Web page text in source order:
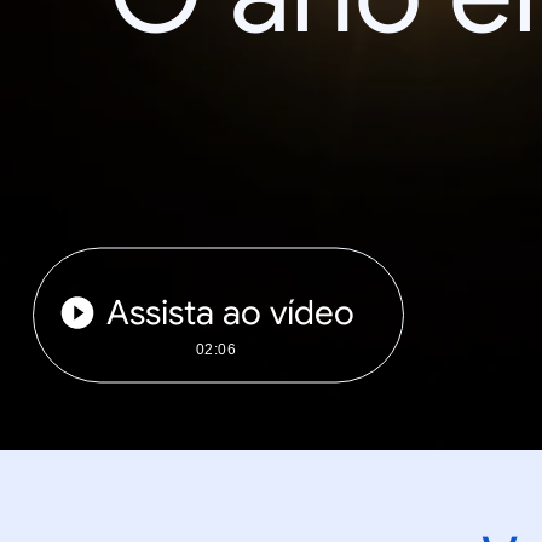
Assista ao vídeo
02:06